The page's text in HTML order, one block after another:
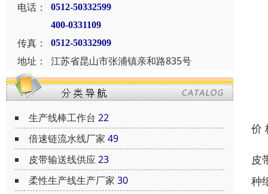
电话：
0512-50332599
400-0331109
传真： 0512-50332909
地址： 江苏省昆山市张浦镇亲和路835号
生产线棒工作台 22
倍速链流水线厂家 49
皮带输送线供应23
柔性生产线生产厂家 30
价
皮
种